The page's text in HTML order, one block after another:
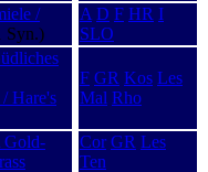
/
Syn.)
A D F HR I
SLO
Hare's
F GR Kos Les
Mal Rho
Gold-
Cor GR Les
Ten